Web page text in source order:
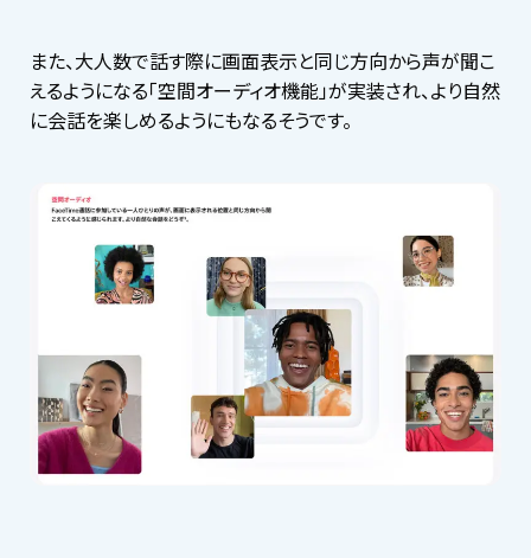
また、大人数で話す際に画面表示と同じ方向から声が聞こ
えるようになる「空間オーディオ機能」が実装され、より自然
に会話を楽しめるようにもなるそうです。